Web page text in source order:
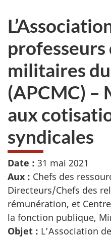
professeurs
militaires
(APCMC) –
aux
syndicales
Date : 31 mai 2021
Aux : Chefs des
Directeurs/Chefs des
rémunération, et
la fonction publique,
Objet : L’Association